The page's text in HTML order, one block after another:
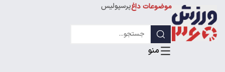
موضوعات داغپرسپولیس
لیگ قهرمانان